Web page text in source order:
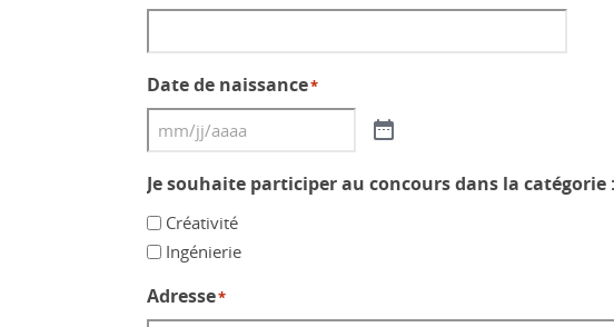
Date de naissance*
Je souhaite participer au concours dans la catégorie :
Créativité
Ingénierie
Adresse*